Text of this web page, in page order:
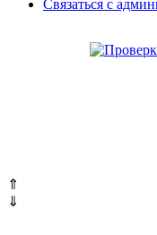
Связаться с
⇑
⇓